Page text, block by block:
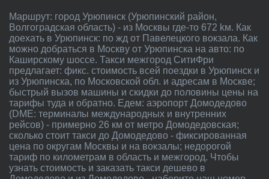
Маршрут: город Урюпинск (Урюпинский район,
Волгоградская область) - из Москвы где-то 672 kм. Как
доехать в Урюпинск: по жд от Павелецкого вокзала. Как
можно добраться в Москву от Урюпинска на авто: по
Каширскому шоссе. Такси межгород СитиФри
предлагает: фикс. стоимость всей поездки в Урюпинск и
из Урюпинска, по Московской обл. и адресам в Москве;
быстрый вызов машины и скидки до половины цены на
тарифы туда и обратно. Едем: аэропорт Домодедово
(DME: терминалы международных и внутренних
рейсов) - примерно 26 км от метро Домодедовская;
сколько стоит такси до Домодедово - фиксированная
цена по округам Москвы и на вокзалы; недорогой
тариф по километрам в область и межгород. Чтобы
узнать стоимость и заказать такси дешево в